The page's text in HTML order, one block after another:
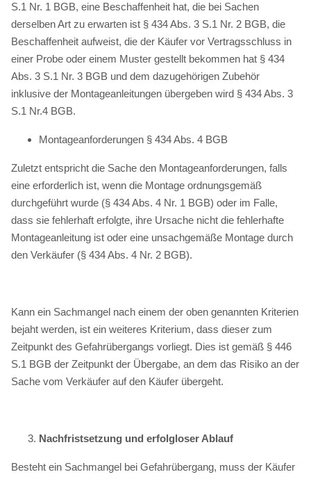
S.1 Nr. 1 BGB, eine Beschaffenheit hat, die bei Sachen
derselben Art zu erwarten ist § 434 Abs. 3 S.1 Nr. 2 BGB, die
Beschaffenheit aufweist, die der Käufer vor Vertragsschluss in
einer Probe oder einem Muster gestellt bekommen hat § 434
Abs. 3 S.1 Nr. 3 BGB und dem dazugehörigen Zubehör
inklusive der Montageanleitungen übergeben wird § 434 Abs. 3
S.1 Nr.4 BGB.
Montageanforderungen § 434 Abs. 4 BGB
Zuletzt entspricht die Sache den Montageanforderungen, falls
eine erforderlich ist, wenn die Montage ordnungsgemäß
durchgeführt wurde (§ 434 Abs. 4 Nr. 1 BGB) oder im Falle,
dass sie fehlerhaft erfolgte, ihre Ursache nicht die fehlerhafte
Montageanleitung ist oder eine unsachgemäße Montage durch
den Verkäufer (§ 434 Abs. 4 Nr. 2 BGB).
Kann ein Sachmangel nach einem der oben genannten Kriterien
bejaht werden, ist ein weiteres Kriterium, dass dieser zum
Zeitpunkt des Gefahrübergangs vorliegt. Dies ist gemäß § 446
S.1 BGB der Zeitpunkt der Übergabe, an dem das Risiko an der
Sache vom Verkäufer auf den Käufer übergeht.
Nachfristsetzung und erfolgloser Ablauf
Besteht ein Sachmangel bei Gefahrübergang, muss der Käufer